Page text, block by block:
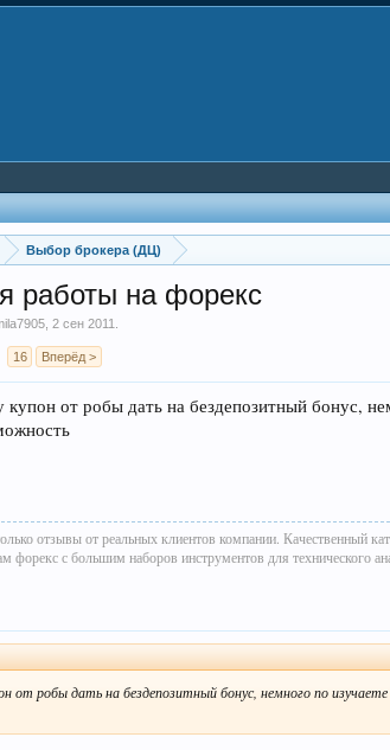
Выбор брокера (ДЦ)
работы на форекс
,2 сен 2011
16 Вперёд >
купон от робы дать на бездепозитный бонус,
отзывы от реальных клиентов компании. Качественный
форекс с большим наборов инструментов для технического
от робы дать на бездепозитный бонус, немного по